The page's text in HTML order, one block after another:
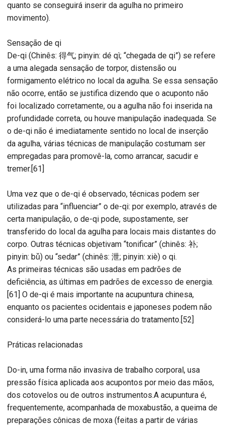
quanto se conseguirá inserir da agulha no primeiro
movimento).
Sensação de qi
De-qi (Chinês: 得气; pinyin: dé qì; “chegada de qi”) se refere
a uma alegada sensação de torpor, distensão ou
formigamento elétrico no local da agulha. Se essa sensação
não ocorre, então se justifica dizendo que o acuponto não
foi localizado corretamente, ou a agulha não foi inserida na
profundidade correta, ou houve manipulação inadequada. Se
o de-qi não é imediatamente sentido no local de inserção
da agulha, várias técnicas de manipulação costumam ser
empregadas para promovê-la, como arrancar, sacudir e
tremer.[61]
Uma vez que o de-qi é observado, técnicas podem ser
utilizadas para “influenciar” o de-qi: por exemplo, através de
certa manipulação, o de-qi pode, supostamente, ser
transferido do local da agulha para locais mais distantes do
corpo. Outras técnicas objetivam “tonificar” (chinês: 补;
pinyin: bǔ) ou “sedar” (chinês: 泄; pinyin: xiè) o qi.
As primeiras técnicas são usadas em padrões de
deficiência, as últimas em padrões de excesso de energia.
[61] O de-qi é mais importante na acupuntura chinesa,
enquanto os pacientes ocidentais e japoneses podem não
considerá-lo uma parte necessária do tratamento.[52]
Práticas relacionadas
Do-in, uma forma não invasiva de trabalho corporal, usa
pressão física aplicada aos acupontos por meio das mãos,
dos cotovelos ou de outros instrumentos.A acupuntura é,
frequentemente, acompanhada de moxabustão, a queima de
preparações cônicas de moxa (feitas a partir de várias